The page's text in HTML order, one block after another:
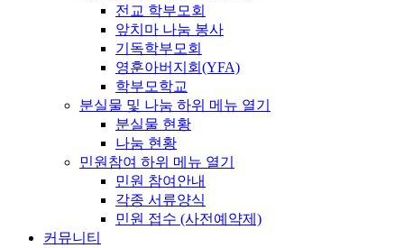
전교 학부모회
앞치마 나눔 봉사
기독학부모회
영훈아버지회(YFA)
학부모학교
분실물 및 나눔 하위 메뉴 열기
분실물 현황
나눔 현황
민원참여 하위 메뉴 열기
민원 참여안내
각종 서류양식
민원 접수 (사전예약제)
커뮤니티